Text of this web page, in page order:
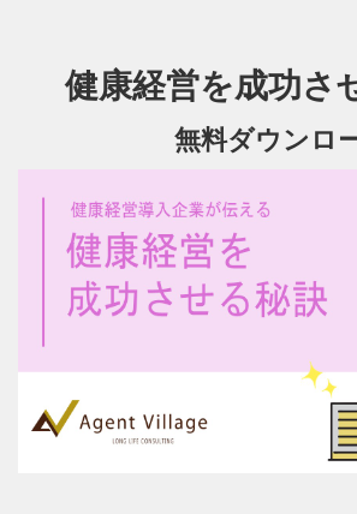
健康経営を成功さ
無料ダウンロ